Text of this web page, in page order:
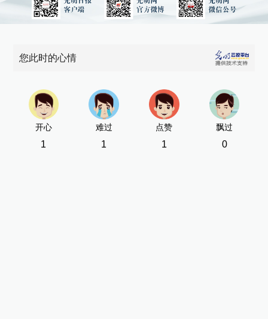
您此时的心情
开心
1
难过
1
点赞
1
飘过
0